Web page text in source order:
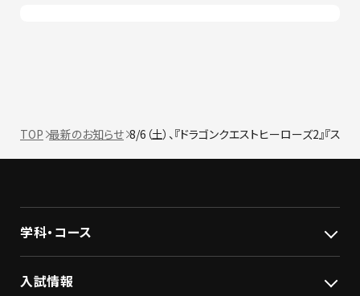
TOP 最新のお知らせ 8/6（土）、『ドラゴンクエストヒーローズ2』『
学科・コース
入試情報